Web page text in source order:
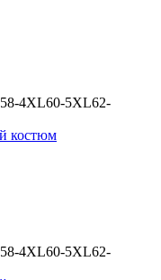
58-4XL60-5XL62-
58-4XL60-5XL62-